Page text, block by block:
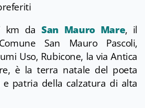
km daSan Mauro Mare, il
San Mauro Pascoli,
Uso, Rubicone, la via Antica
è la terra natale del poeta
e patria della calzatura di alta